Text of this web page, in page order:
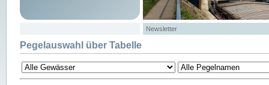
Newsletter
Pegelauswahl über Tabelle